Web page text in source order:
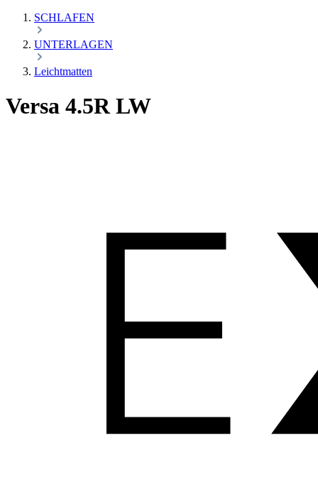
SCHLAFEN
UNTERLAGEN
Leichtmatten
Versa 4.5R LW